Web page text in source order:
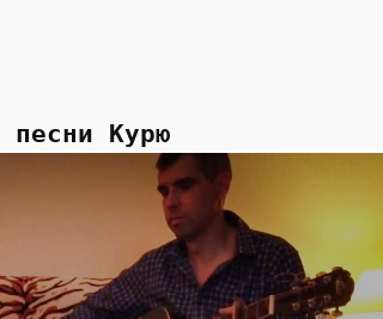
песни Курю